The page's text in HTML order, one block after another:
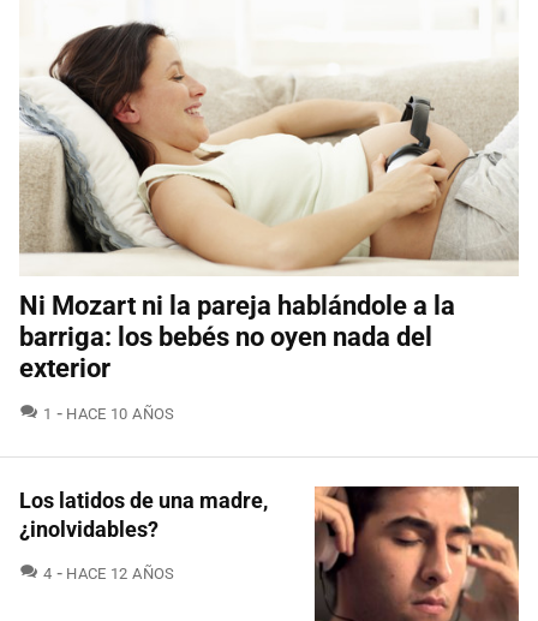
Ni Mozart ni la pareja hablándole a la
barriga: los bebés no oyen nada del
exterior
1 COMENTARIOS
HACE 10 AÑOS
Los latidos de una madre,
¿inolvidables?
4 COMENTARIOS
HACE 12 AÑOS